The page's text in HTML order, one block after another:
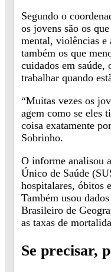
Segundo o
os jovens são os
mental, violências e
também os que
cuidados em saúde,
trabalhar quando
“Muitas vezes os
agem como se eles
coisa exatamente
Sobrinho.
O informe analisou
Único de Saúde
hospitalares, óbitos
Também usou
Brasileiro de
as taxas de
Se precisar,